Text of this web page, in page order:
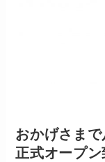
おかげさま
正式オープン